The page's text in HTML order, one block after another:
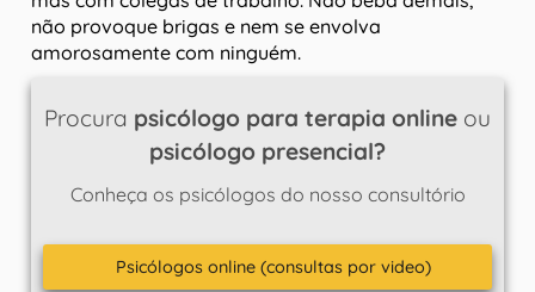
não provoque brigas e nem se envolva
amorosamente com ninguém.
Procura psicólogo para terapia online ou
psicólogo presencial?
Conheça os psicólogos do nosso consultório
Psicólogos online (consultas por video)